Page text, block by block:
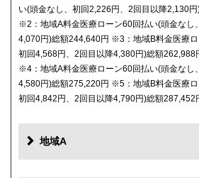
い(頭金なし、初回2,226円、2回目以降2,130
※2：地域A料金医療ローン60回払い(頭金なし
4,070円)総額244,640円 ※3：地域B料金医療ロ
初回4,568円、2回目以降4,380円)総額262,988
※4：地域A料金医療ローン60回払い(頭金なし
4,580円)総額275,220円 ※5：地域B料金医療ロ
初回4,842円、2回目以降4,790円)総額287,452
地域A